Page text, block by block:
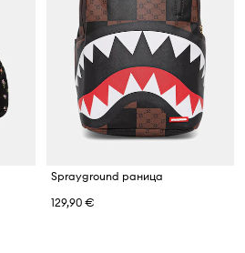
Sprayground раница
129,90 €